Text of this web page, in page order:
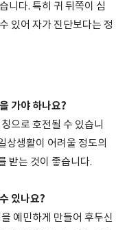
니다. 특히 귀 뒤쪽이 심
있어 자가 진단보다는 정
가야 하나요?
으로 호전될 수 있습니
상생활이 어려울 정도의
받는 것이 좋습니다.
있나요?
예민하게 만들어 후두신